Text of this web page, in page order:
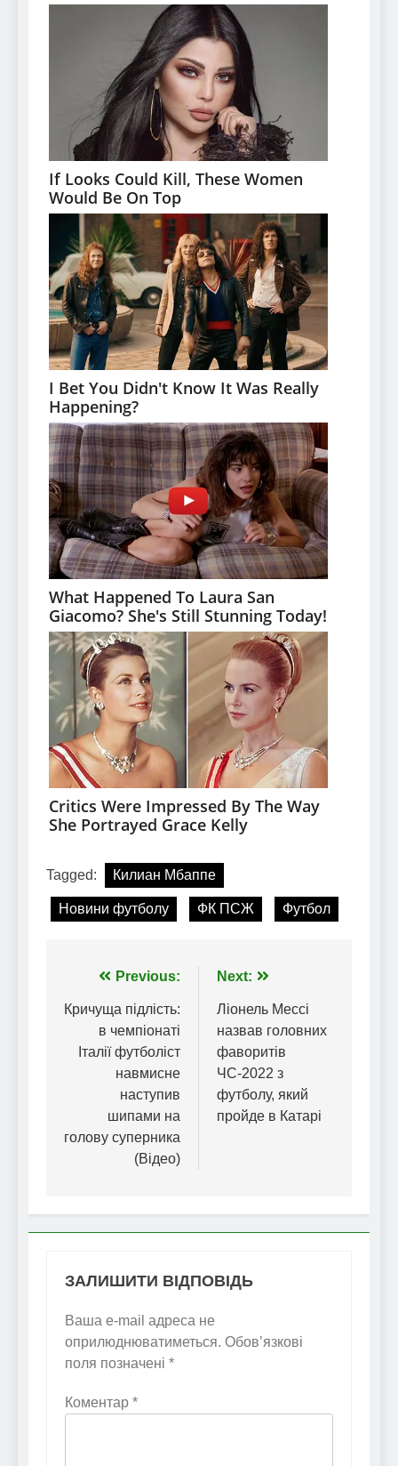
Tagged: Килиан Мбаппе
Новини футболу ФК ПСЖ Футбол
Навігація
записів
Previous:
Кричуща підлість:
в чемпіонаті
Італії футболіст
навмисне
наступив
шипами на
голову суперника
(Відео)
Next:
Ліонель Мессі
назвав головних
фаворитів
ЧС-2022 з
футболу, який
пройде в Катарі
ЗАЛИШИТИ ВІДПОВІДЬ
Ваша e-mail адреса не
оприлюднюватиметься. Обов’язкові
поля позначені *
Коментар *